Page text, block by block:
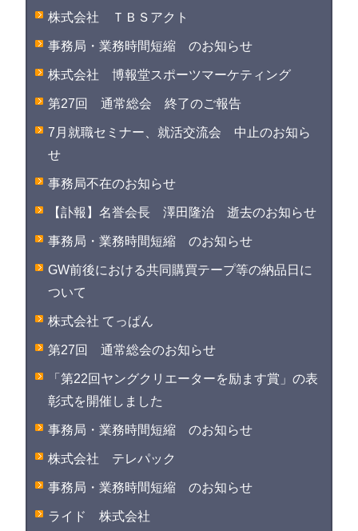
株式会社 ＴＢＳアクト
事務局・業務時間短縮 のお知らせ
株式会社 博報堂スポーツマーケティング
第27回 通常総会 終了のご報告
7月就職セミナー、就活交流会 中止のお知ら
せ
事務局不在のお知らせ
【訃報】名誉会長 澤田隆治 逝去のお知らせ
事務局・業務時間短縮 のお知らせ
GW前後における共同購買テープ等の納品日に
ついて
株式会社 てっぱん
第27回 通常総会のお知らせ
「第22回ヤングクリエーターを励ます賞」の表
彰式を開催しました
事務局・業務時間短縮 のお知らせ
株式会社 テレパック
事務局・業務時間短縮 のお知らせ
ライド 株式会社